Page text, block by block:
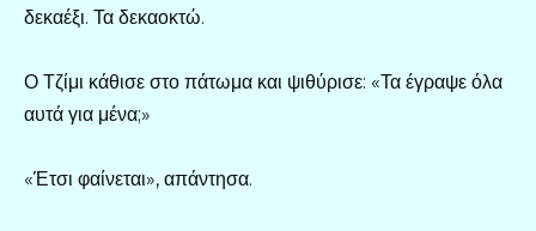
δεκαέξι. Τα δεκαοκτώ.
Ο Τζίμι κάθισε στο πάτωμα και ψιθύρισε: «Τα έγραψε όλα
αυτά για μένα;»
«Έτσι φαίνεται», απάντησα.